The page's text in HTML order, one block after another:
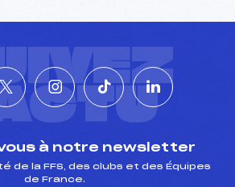
à notre newsletter
de la FFS, des clubs et des Équipes
de France.